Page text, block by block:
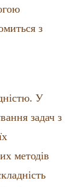
з
У
задач з
методів